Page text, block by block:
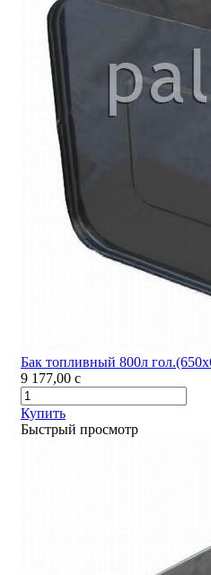
Бак топливный 800л
9 177,00 c
Купить
Быстрый просмотр